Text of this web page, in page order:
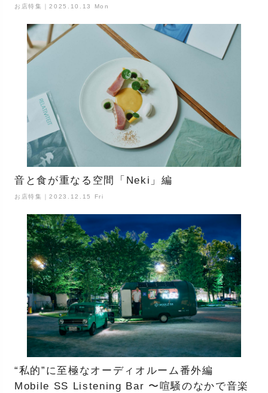
お店特集｜2025.10.13 Mon
音と食が重なる空間「Neki」編
お店特集｜2023.12.15 Fri
“私的”に至極なオーディオルーム番外編
Mobile SS Listening Bar 〜喧騒のなかで音楽